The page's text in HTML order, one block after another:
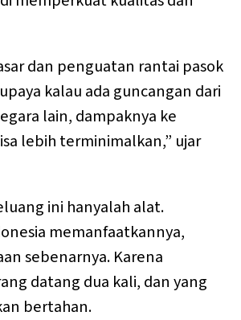
dan penguatan rantai pasok
kalau ada guncangan dari
lain, dampaknya ke
lebih terminimalkan,” ujar
ini hanyalah alat.
memanfaatkannya,
sebenarnya. Karena
datang dua kali, dan yang
bertahan.